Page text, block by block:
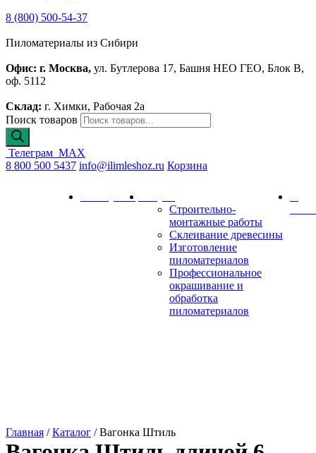
8 (800) 500-54-37
Пиломатериалы из Сибири
Офис: г. Москва, ул. Бутлерова 17, Башня НЕО ГЕО, Блок В,
оф. 5112
Склад: г. Химки, Рабочая 2а
Поиск товаров
Телеграм MAX
8 800 500 5437 info@ilimleshoz.ru Корзина
Калькулятор
Строительно-
монтажные работы
Склеивание древесины
Изготовление
пиломатериалов
Профессиональное
окрашивание и
обработка
пиломатериалов
Главная /Каталог /Вагонка Штиль